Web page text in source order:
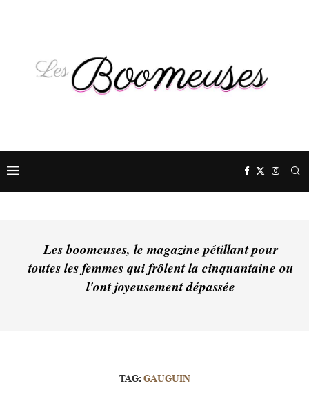
Les boomeuses, le magazine pétillant pour
toutes les femmes qui frôlent la cinquantaine ou
l'ont joyeusement dépassée
TAG:GAUGUIN